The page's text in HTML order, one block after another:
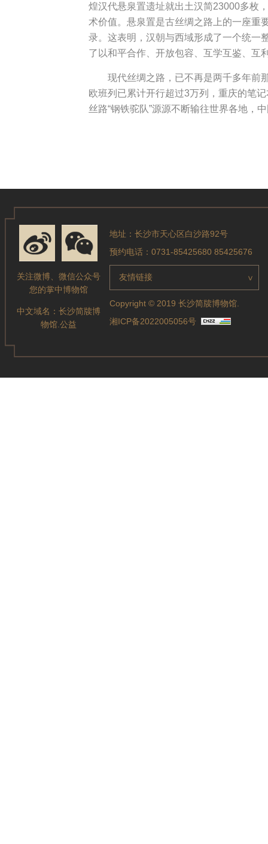
煌汉代悬泉置遗址就出土汉简23000多枚
术价值。悬泉置是古丝绸之路上的一座重
录。这表明，汉朝与西域形成了一个统一
了以和平合作、开放包容、互学互鉴、互
现代丝绸之路，已不再是两千多年前那
欧班列已累计开行超过3万列，重庆的笔
丝路“钢铁驼队”源源不断输往世界各地，
关注微博、微信公众号
您的掌中博物馆
中文域名： 长沙简牍博
物馆.公益
地址：长沙市天心区白沙路92号
预约电话：0731-85425680 85425676
友情链接 >
Copyright © 2019 长沙简牍博物馆.
湘ICP备2022005056号